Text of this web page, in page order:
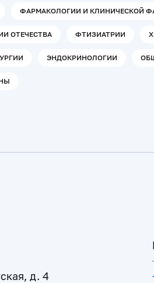
ФАРМАКОЛОГИИ И КЛИНИЧЕСКОЙ
ОТЕЧЕСТВА ФТИЗИАТРИИ
ЭНДОКРИНОЛОГИИ
д. 4